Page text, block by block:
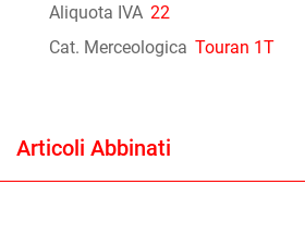
Aliquota IVA 22
Cat. Merceologica Touran 1T
Articoli Abbinati